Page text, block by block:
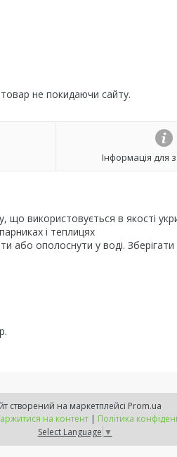
не покидаючи сайту.
Інформація для
що використовується в якості
і теплицях
або ополоснути у воді.
створений на маркетплейсі Prom.ua
на контент | Політика
Select Language ▼